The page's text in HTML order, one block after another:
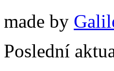
made by
Poslední